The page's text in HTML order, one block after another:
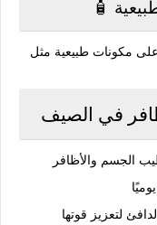
مكونات طبيعية مثل
في الصيف
الجسم والأظافر
لتعزيز قوتها